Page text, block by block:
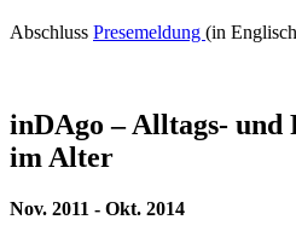
Abschluss Presemeldung (in
inDAgo – Alltags-
im Alter
Nov. 2011 - Okt. 2014